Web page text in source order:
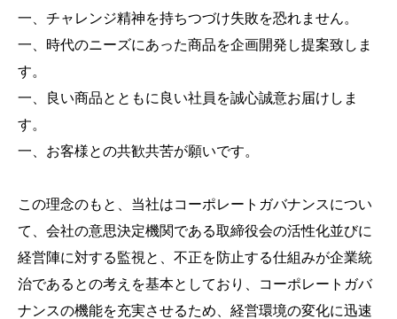
一、チャレンジ精神を持ちつづけ失敗を恐れません。
一、時代のニーズにあった商品を企画開発し提案致しま
す。
一、良い商品とともに良い社員を誠心誠意お届けしま
す。
一、お客様との共歓共苦が願いです。
この理念のもと、当社はコーポレートガバナンスについ
て、会社の意思決定機関である取締役会の活性化並びに
経営陣に対する監視と、不正を防止する仕組みが企業統
治であるとの考えを基本としており、コーポレートガバ
ナンスの機能を充実させるため、経営環境の変化に迅速